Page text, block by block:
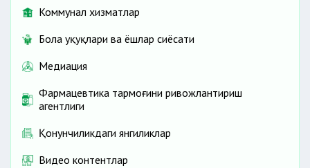
Коммунал хизматлар
Бола ҳуқуқлари ва ёшлар сиёсати
Медиация
Фармацевтика тармоғини ривожлантириш
агентлиги
Қонунчиликдаги янгиликлар
Видео контентлар